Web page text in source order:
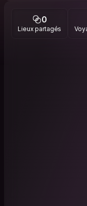
0
Lieux partagés